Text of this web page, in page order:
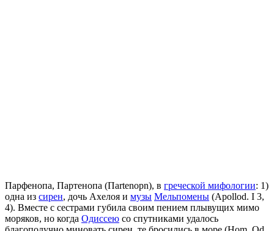
Парфенопа, Партенопа (Пartenopn), в греческой мифологии: 1)
одна из сирен, дочь Ахелоя и музы Мельпомены (Apollod. I 3,
4). Вместе с сестрами губила своим пением плывущих мимо
моряков, но когда Одиссею со спутниками удалось